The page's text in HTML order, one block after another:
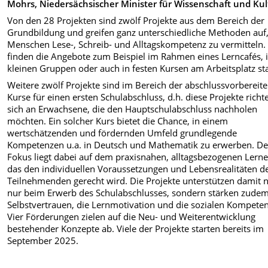
Mohrs, Niedersächsischer Minister für Wissenschaft und
Von den 28 Projekten sind zwölf Projekte aus dem Bereich der
Grundbildung und greifen ganz unterschiedliche Methoden
Menschen Lese-, Schreib- und Alltagskompetenz zu vermitteln.
finden die Angebote zum Beispiel im Rahmen eines Lerncafés,
kleinen Gruppen oder auch in festen Kursen am Arbeitsplatz
Weitere zwölf Projekte sind im Bereich der
Kurse für einen ersten Schulabschluss, d.h. diese Projekte
sich an Erwachsene, die den Hauptschulabschluss nachholen
möchten. Ein solcher Kurs bietet die Chance, in einem
wertschätzenden und fördernden Umfeld grundlegende
Kompetenzen u.a. in Deutsch und Mathematik zu erwerben.
Fokus liegt dabei auf dem praxisnahen, alltagsbezogenen
das den individuellen Voraussetzungen und Lebensrealitäten
Teilnehmenden gerecht wird. Die Projekte unterstützen damit
nur beim Erwerb des Schulabschlusses, sondern stärken
Selbstvertrauen, die Lernmotivation und die sozialen
Vier Förderungen zielen auf die Neu- und Weiterentwicklung
bestehender Konzepte ab. Viele der Projekte starten bereits im
September 2025.